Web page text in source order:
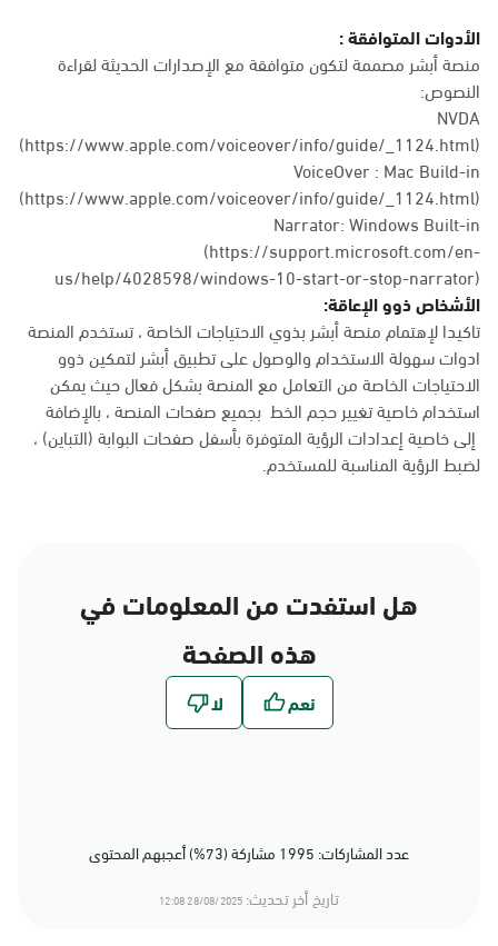
الأدوات المتوافقة :
منصة أبشر مصممة لتكون متوافقة مع الإصدارات الحديثة لقراءة
النصوص:
NVDA
(https://www.apple.com/voiceover/info/guide/_1124.html)
VoiceOver : Mac Build-in
(https://www.apple.com/voiceover/info/guide/_1124.html)
Narrator: Windows Built-in
(https://support.microsoft.com/en-
us/help/4028598/windows-10-start-or-stop-narrator)
الأشخاص ذوو الإعاقة:
تاكيدا لإهتمام منصة أبشر بذوي الاحتياجات الخاصة ، تستخدم المنصة
ادوات سهولة الاستخدام والوصول على تطبيق أبشر لتمكين ذوو
الاحتياجات الخاصة من التعامل مع المنصة بشكل فعال حيث يمكن
استخدام خاصية تغيير حجم الخط بجميع صفحات المنصة ، بالإضافة
إلى خاصية إعدادات الرؤية المتوفرة بأسفل صفحات البوابة (التباين) ،
لضبط الرؤية المناسبة للمستخدم.
هل استفدت من المعلومات في
هذه الصفحة
عدد المشاركات: 1995 مشاركة (73%) أعجبهم المحتوى
تاريخ أخر تحديث: 28/08/2025 12:08